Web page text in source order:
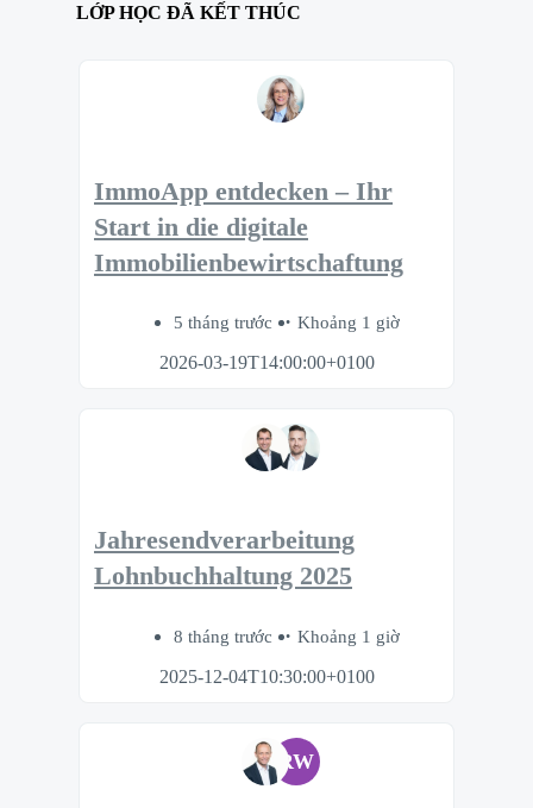
LỚP HỌC ĐÃ KẾT THÚC
ImmoApp entdecken – Ihr
Start in die digitale
Immobilienbewirtschaftung
5 tháng trước
Khoảng 1 giờ
2026-03-19T14:00:00+0100
Jahresendverarbeitung
Lohnbuchhaltung 2025
8 tháng trước
Khoảng 1 giờ
2025-12-04T10:30:00+0100
RW